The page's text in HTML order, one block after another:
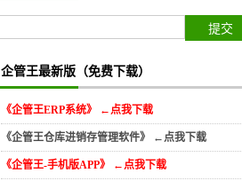
企管王最新版（免费下载）
《企管王ERP系统》 ←点我下载
《企管王仓库进销存管理软件》 ←点我下载
《企管王-手机版APP》 ←点我下载